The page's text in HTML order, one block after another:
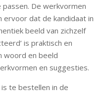
De werkvormen
ervoor dat de kandidaat in
beeld van zichzelf
is praktisch en
woord en beeld
en suggesties.
te bestellen in de